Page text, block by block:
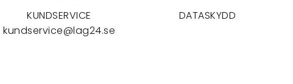
KUNDSERVICE
kundservice@lag24.se
DATASKYDD